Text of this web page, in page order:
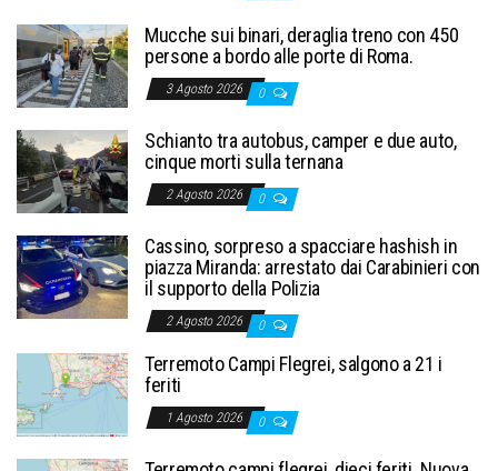
Mucche sui binari, deraglia treno con 450
persone a bordo alle porte di Roma.
3 Agosto 2026 0
Schianto tra autobus, camper e due auto,
cinque morti sulla ternana
2 Agosto 2026 0
Cassino, sorpreso a spacciare hashish in
piazza Miranda: arrestato dai Carabinieri con
il supporto della Polizia
2 Agosto 2026 0
Terremoto Campi Flegrei, salgono a 21 i
feriti
1 Agosto 2026 0